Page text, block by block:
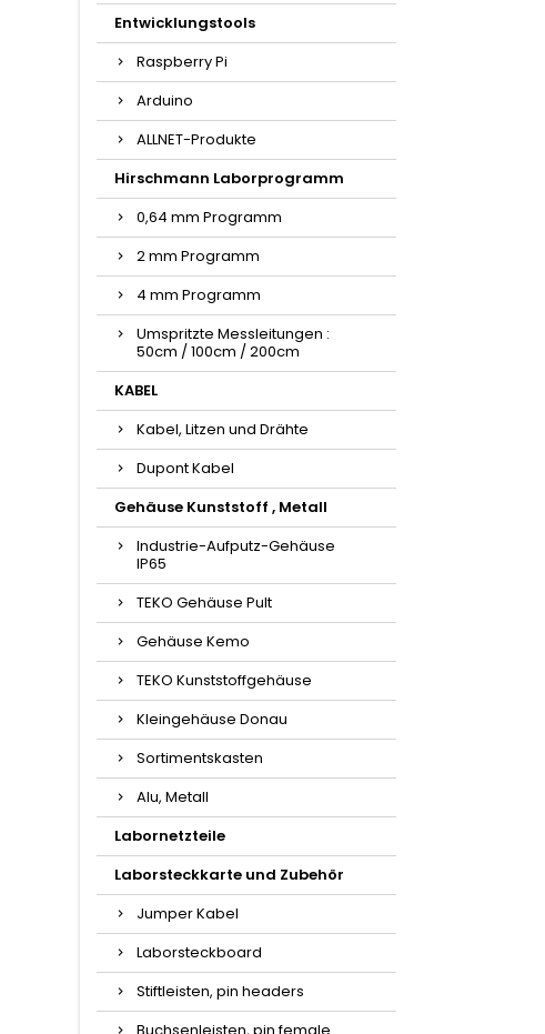
Entwicklungstools
Raspberry Pi
Arduino
ALLNET-Produkte
Hirschmann Laborprogramm
0,64 mm Programm
2 mm Programm
4 mm Programm
Umspritzte Messleitungen :
50cm / 100cm / 200cm
KABEL
Kabel, Litzen und Drähte
Dupont Kabel
Gehäuse Kunststoff , Metall
Industrie-Aufputz-Gehäuse
IP65
TEKO Gehäuse Pult
Gehäuse Kemo
TEKO Kunststoffgehäuse
Kleingehäuse Donau
Sortimentskasten
Alu, Metall
Labornetzteile
Laborsteckkarte und Zubehör
Jumper Kabel
Laborsteckboard
Stiftleisten, pin headers